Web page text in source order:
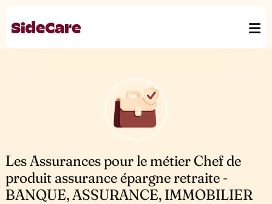
Les Assurances pour le métier Chef de
produit assurance épargne retraite -
BANQUE, ASSURANCE, IMMOBILIER